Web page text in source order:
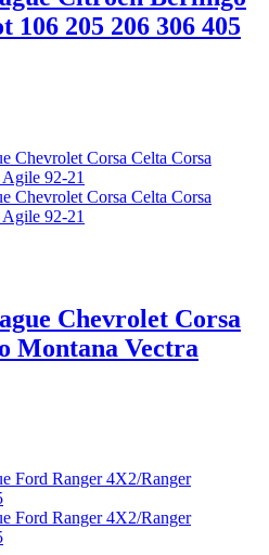
106 205 206 306 405
Chevrolet Corsa
Montana Vectra